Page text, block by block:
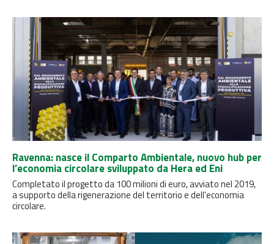
Ravenna: nasce il Comparto Ambientale, nuovo hub per
l’economia circolare sviluppato da Hera ed Eni
Completato il progetto da 100 milioni di euro, avviato nel 2019,
a supporto della rigenerazione del territorio e dell'economia
circolare.